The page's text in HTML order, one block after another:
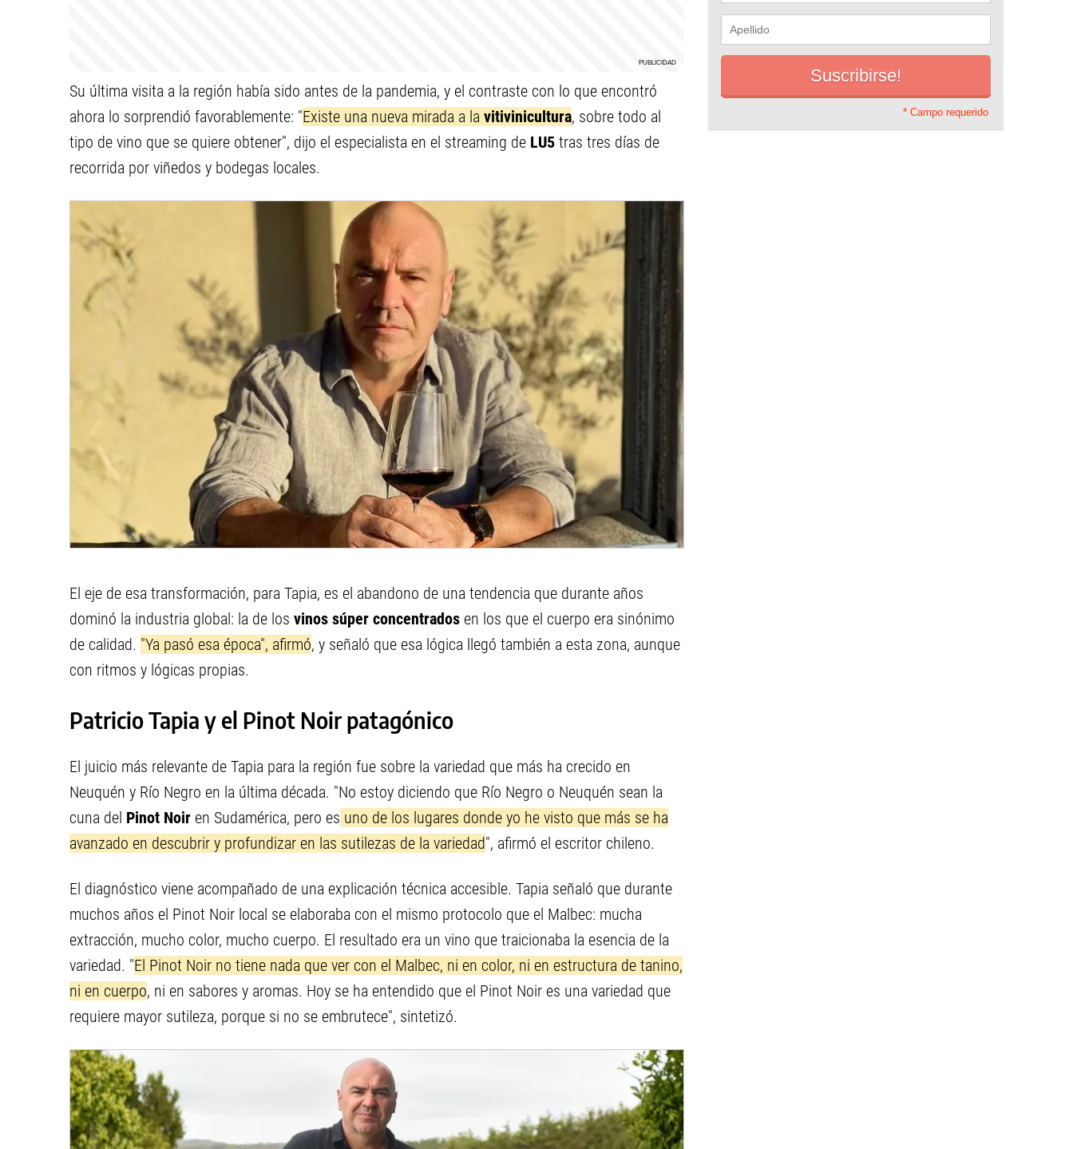
Su última visita a la región había sido antes de la pandemia, y el contraste con lo que encontró
ahora lo sorprendió favorablemente: "Existe una nueva mirada a la vitivinicultura, sobre todo al
tipo de vino que se quiere obtener", dijo el especialista en el streaming de LU5 tras tres días de
recorrida por viñedos y bodegas locales.
El eje de esa transformación, para Tapia, es el abandono de una tendencia que durante años
dominó la industria global: la de los vinos súper concentrados en los que el cuerpo era sinónimo
de calidad. "Ya pasó esa época", afirmó, y señaló que esa lógica llegó también a esta zona, aunque
con ritmos y lógicas propias.
Patricio Tapia y el Pinot Noir patagónico
El juicio más relevante de Tapia para la región fue sobre la variedad que más ha crecido en
Neuquén y Río Negro en la última década. "No estoy diciendo que Río Negro o Neuquén sean la
cuna del Pinot Noir en Sudamérica, pero es uno de los lugares donde yo he visto que más se ha
avanzado en descubrir y profundizar en las sutilezas de la variedad", afirmó el escritor chileno.
El diagnóstico viene acompañado de una explicación técnica accesible. Tapia señaló que durante
muchos años el Pinot Noir local se elaboraba con el mismo protocolo que el Malbec: mucha
extracción, mucho color, mucho cuerpo. El resultado era un vino que traicionaba la esencia de la
variedad. "El Pinot Noir no tiene nada que ver con el Malbec, ni en color, ni en estructura de tanino,
ni en cuerpo, ni en sabores y aromas. Hoy se ha entendido que el Pinot Noir es una variedad que
requiere mayor sutileza, porque si no se embrutece", sintetizó.
* Campo requerido